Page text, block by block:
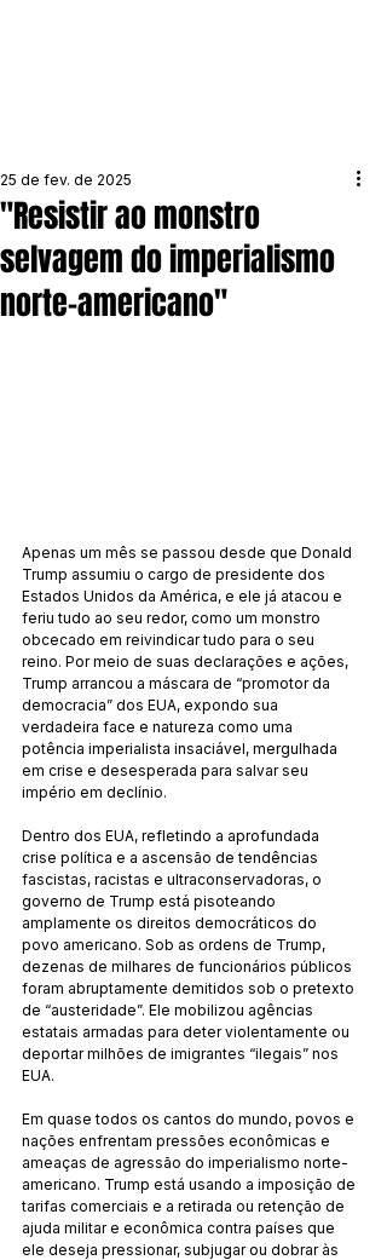
"Resistir ao monstro
selvagem do imperialismo
norte-americano"
25 de fev. de 2025
Apenas um mês se passou desde que Donald
Trump assumiu o cargo de presidente dos
Estados Unidos da América, e ele já atacou e
feriu tudo ao seu redor, como um monstro
obcecado em reivindicar tudo para o seu
reino. Por meio de suas declarações e ações,
Trump arrancou a máscara de “promotor da
democracia” dos EUA, expondo sua
verdadeira face e natureza como uma
potência imperialista insaciável, mergulhada
em crise e desesperada para salvar seu
império em declínio.
Dentro dos EUA, refletindo a aprofundada
crise política e a ascensão de tendências
fascistas, racistas e ultraconservadoras, o
governo de Trump está pisoteando
amplamente os direitos democráticos do
povo americano. Sob as ordens de Trump,
dezenas de milhares de funcionários públicos
foram abruptamente demitidos sob o pretexto
de “austeridade”. Ele mobilizou agências
estatais armadas para deter violentamente ou
deportar milhões de imigrantes “ilegais” nos
EUA.
Em quase todos os cantos do mundo, povos e
nações enfrentam pressões econômicas e
ameaças de agressão do imperialismo norte-
americano. Trump está usando a imposição de
tarifas comerciais e a retirada ou retenção de
ajuda militar e econômica contra países que
ele deseja pressionar, subjugar ou dobrar às